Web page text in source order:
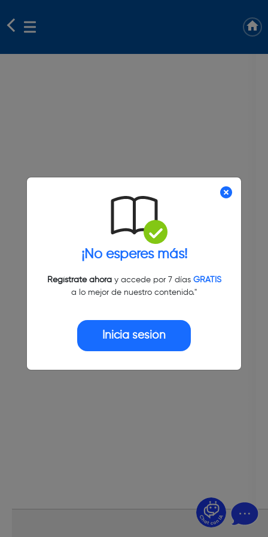
¡No esperes más!
Regístrate ahoray accede por 7 días GRATIS
a lo mejor de nuestro contenido."
Inicia sesión